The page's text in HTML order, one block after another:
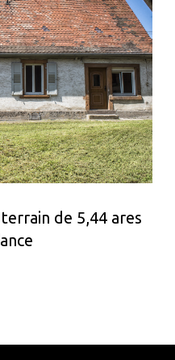
de 5,44 ares